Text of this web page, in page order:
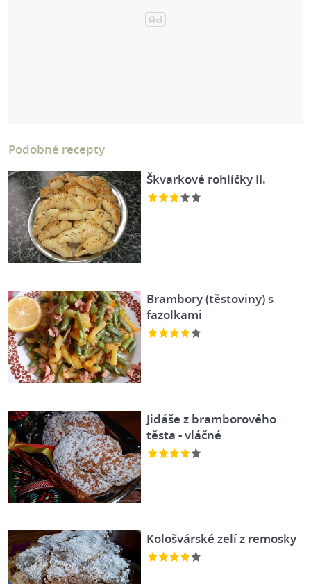
Podobné recepty
Škvarkové rohlíčky II.
Brambory (těstoviny) s
fazolkami
Jidáše z bramborového
těsta - vláčné
Kološvárské zelí z remosky